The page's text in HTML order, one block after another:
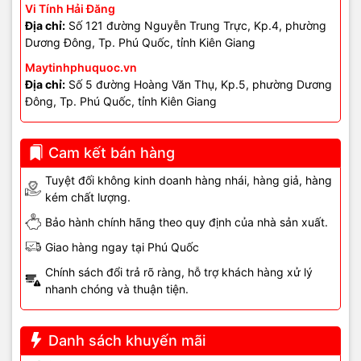
Vi Tính Hải Đăng
Địa chỉ: Số 121 đường Nguyễn Trung Trực, Kp.4, phường
Dương Đông, Tp. Phú Quốc, tỉnh Kiên Giang
Maytinhphuquoc.vn
Địa chỉ: Số 5 đường Hoàng Văn Thụ, Kp.5, phường Dương
Đông, Tp. Phú Quốc, tỉnh Kiên Giang
Cam kết bán hàng
Tuyệt đối không kinh doanh hàng nhái, hàng giả, hàng
kém chất lượng.
Bảo hành chính hãng theo quy định của nhà sản xuất.
Giao hàng ngay tại Phú Quốc
Chính sách đổi trả rõ ràng, hỗ trợ khách hàng xử lý
nhanh chóng và thuận tiện.
Danh sách khuyến mãi
- Khi chạm vào dây/đầu cắm thấy
theo thao tác).
Linh kiện cần chú ý
- Adapter nguồn(12V/5V theo đúng thông số camera/đầu ghi)
- Jack DC / đầu cắm nguồn
- Dây nguồn, dây balun (nếu có)
- Cụm IR (nếu camera có IR) – dễ gây quá tải khi chập
- Ổ cứng đầu ghi (trong một số trường hợp làm đầu ghi treo kèm
lỗi nguồn)
Khắc phục sơ bộ tại cửa